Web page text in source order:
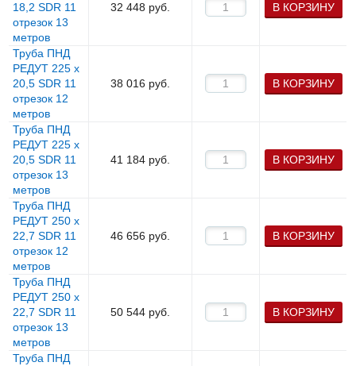
18,2 SDR 11
отрезок 13
метров
32 448 руб. В КОРЗИНУ
Труба ПНД
РЕДУТ 225 х
20,5 SDR 11
отрезок 12
метров
38 016 руб. В КОРЗИНУ
Труба ПНД
РЕДУТ 225 х
20,5 SDR 11
отрезок 13
метров
41 184 руб. В КОРЗИНУ
Труба ПНД
РЕДУТ 250 х
22,7 SDR 11
отрезок 12
метров
46 656 руб. В КОРЗИНУ
Труба ПНД
РЕДУТ 250 х
22,7 SDR 11
отрезок 13
метров
50 544 руб. В КОРЗИНУ
Труба ПНД